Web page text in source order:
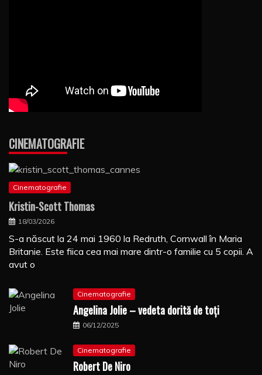
CINEMATOGRAFIE
Cinematografie
Kristin-Scott Thomas
18/03/2026
S-a născut la 24 mai 1960 la Redruth, Cornwall în Maria
Britanie. Este fiica cea mai mare dintr-o familie cu 5 copii. A
avut o
Cinematografie
Angelina Jolie – vedeta dorită de toți
06/12/2025
Cinematografie
Robert De Niro